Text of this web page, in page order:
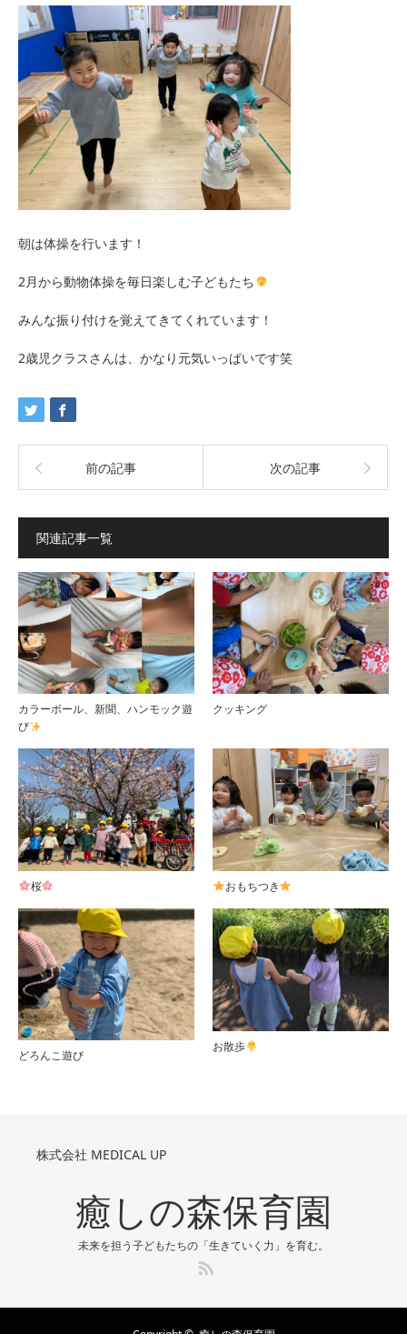
朝は体操を行います！
2月から動物体操を毎日楽しむ子どもたち
みんな振り付けを覚えてきてくれています！
2歳児クラスさんは、かなり元気いっぱいです笑
前の記事 次の記事
関連記事一覧
カラーボール、新聞、ハンモック遊
び
クッキング
桜 おもちつき
どろんこ遊び
お散歩
株式会社 MEDICAL UP
癒しの森保育園
未来を担う子どもたちの「生きていく力」を育む。